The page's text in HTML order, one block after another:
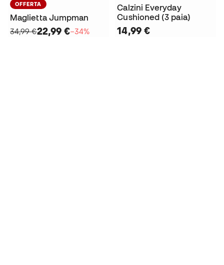
OFFERTA
Maglietta Jumpman
34,99 €22,99 €−34%
Calzini Everyday
Cushioned (3 paia)
14,99 €